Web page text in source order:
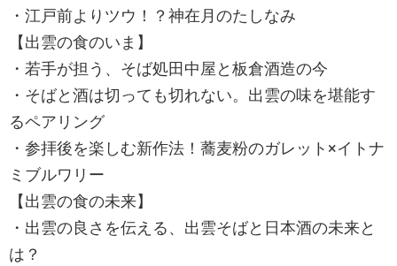
・江戸前よりツウ！？神在月のたしなみ
【出雲の食のいま】
・若手が担う、そば処田中屋と板倉酒造の今
・そばと酒は切っても切れない。出雲の味を堪能す
るペアリング
・参拝後を楽しむ新作法！蕎麦粉のガレット×イトナ
ミブルワリー
【出雲の食の未来】
・出雲の良さを伝える、出雲そばと日本酒の未来と
は？